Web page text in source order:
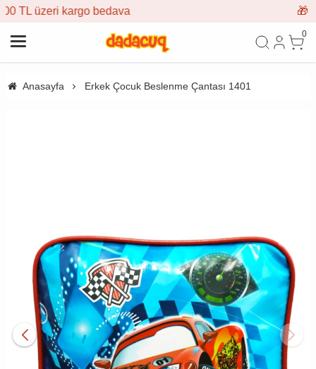
🎁 İlk siparişe %10 indirim
0
Anasayfa Erkek Çocuk Beslenme Çantası 1401